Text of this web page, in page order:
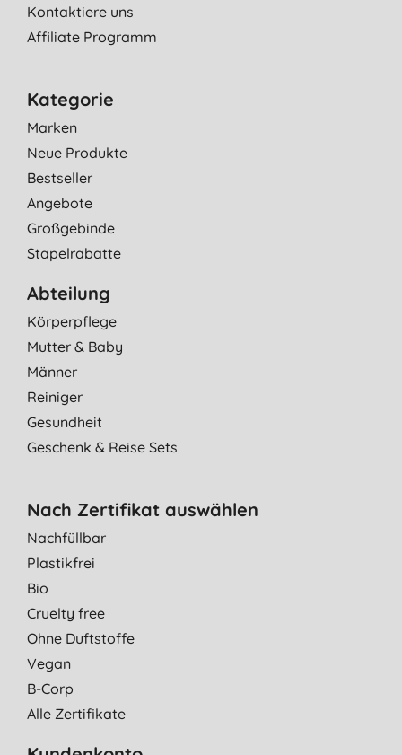
Kontaktiere uns
Affiliate Programm
Kategorie
Marken
Neue Produkte
Bestseller
Angebote
Großgebinde
Stapelrabatte
Abteilung
Körperpflege
Mutter & Baby
Männer
Reiniger
Gesundheit
Geschenk & Reise Sets
Nach Zertifikat auswählen
Nachfüllbar
Plastikfrei
Bio
Cruelty free
Ohne Duftstoffe
Vegan
B-Corp
Alle Zertifikate